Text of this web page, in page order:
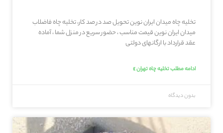
تخلیه چاه میدان ایران نوین تحویل صد در صد کار، تخلیه چاه فاضلاب
میدان ایران نوین قیمت مناسب ، حضور سریع در منزل شما ، آماده
عقد قرارداد با ارگانهای دولتی
ادامه مطلب تخلیه چاه تهران »
بدون دیدگاه